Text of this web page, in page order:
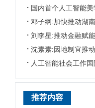
刘李星:推动金融赋
推荐内容